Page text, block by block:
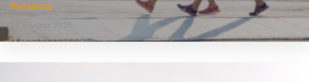
Redazione